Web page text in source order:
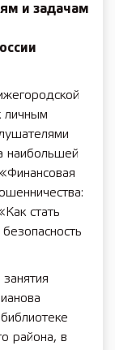
и задачам
личным
наибольшей
стать
района, в